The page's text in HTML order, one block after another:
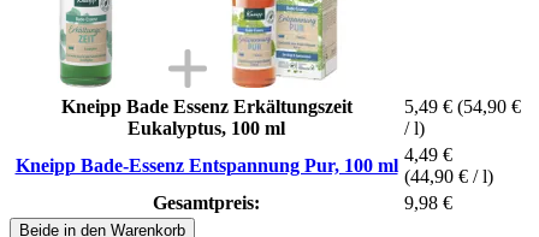
Kneipp Bade Essenz Erkältungszeit
Eukalyptus, 100 ml
5,49 € (54,90 €
/ l)
Kneipp Bade-Essenz Entspannung Pur, 100 ml
4,49 €
(44,90 € / l)
Gesamtpreis:
9,98 €
Beide in den Warenkorb